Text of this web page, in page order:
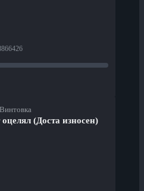
(Доста износен)